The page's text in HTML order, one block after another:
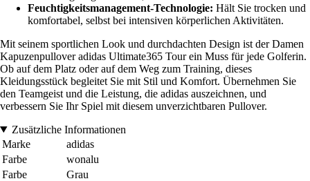
Feuchtigkeitsmanagement-Technologie: Hält Sie trocken und
komfortabel, selbst bei intensiven körperlichen Aktivitäten.
Mit seinem sportlichen Look und durchdachten Design ist der Damen
Kapuzenpullover adidas Ultimate365 Tour ein Muss für jede Golferin.
Ob auf dem Platz oder auf dem Weg zum Training, dieses
Kleidungsstück begleitet Sie mit Stil und Komfort. Übernehmen Sie
den Teamgeist und die Leistung, die adidas auszeichnen, und
verbessern Sie Ihr Spiel mit diesem unverzichtbaren Pullover.
Zusätzliche Informationen
Marke
adidas
Farbe
wonalu
Farbe
Grau